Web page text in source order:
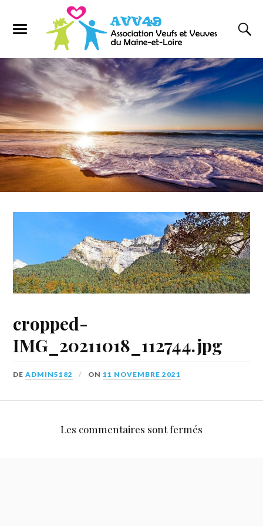
cropped-
IMG_20211018_112744.jpg
DEADMIN5182 ON11 NOVEMBRE 2021
Les commentaires sont fermés